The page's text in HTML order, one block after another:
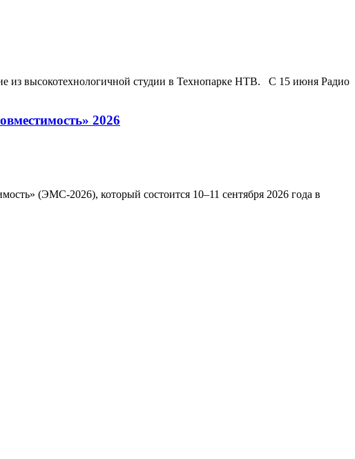
из высокотехнологичной студии в Технопарке НТВ. С 15 июня Радио
2026
(ЭМС-2026), который состоится 10–11 сентября 2026 года в